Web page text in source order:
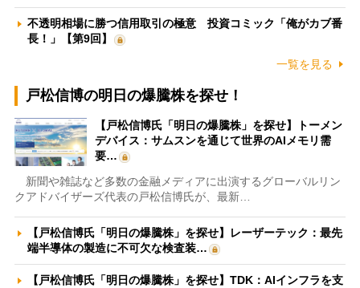
不透明相場に勝つ信用取引の極意 投資コミック「俺がカブ番
長！」【第9回】
一覧を見る
戸松信博の明日の爆騰株を探せ！
【戸松信博氏「明日の爆騰株」を探せ】トーメン
デバイス：サムスンを通じて世界のAIメモリ需
要…
新聞や雑誌など多数の金融メディアに出演するグローバルリン
クアドバイザーズ代表の戸松信博氏が、最新…
【戸松信博氏「明日の爆騰株」を探せ】レーザーテック：最先
端半導体の製造に不可欠な検査装…
【戸松信博氏「明日の爆騰株」を探せ】TDK：AIインフラを支